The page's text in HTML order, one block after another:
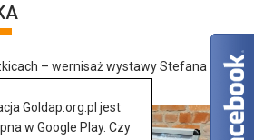
– wernisaż wystawy Stefana
Goldap.org.pl jest
w Google Play. Czy